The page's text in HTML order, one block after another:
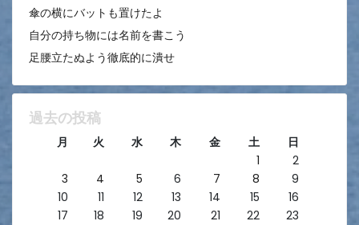
傘の横にバットも置けたよ
自分の持ち物には名前を書こう
足腰立たぬよう徹底的に潰せ
過去の投稿
月 火 水 木 金 土
日
1
2
3
4 5 6 7 8
9
10
11 12 13 14 15
16
17
18 19 20 21 22
23